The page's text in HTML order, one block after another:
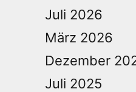
Juli 2026
März 2026
Dezember
Juli 2025